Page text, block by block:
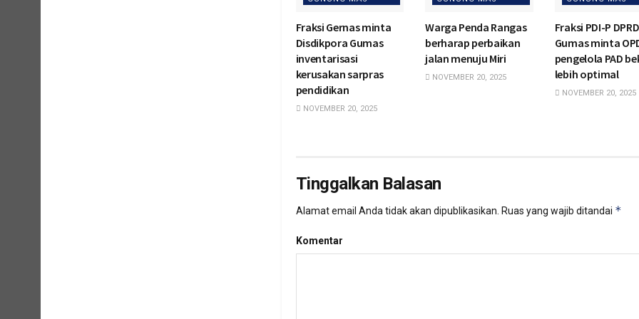
Fraksi Gernas minta
Disdikpora Gumas
inventarisasi
kerusakan sarpras
pendidikan
NOVEMBER 20, 2025
Warga Penda Rangas
berharap perbaikan
jalan menuju Miri
NOVEMBER 20, 2025
Fraksi PDI-P DPRD
Gumas minta
pengelola PAD
lebih optimal
NOVEMBER 20, 2025
Tinggalkan Balasan
Alamat email Anda tidak akan dipublikasikan. Ruas yang wajib ditandai *
Komentar